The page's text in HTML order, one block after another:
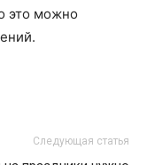
это можно
Следующая статья